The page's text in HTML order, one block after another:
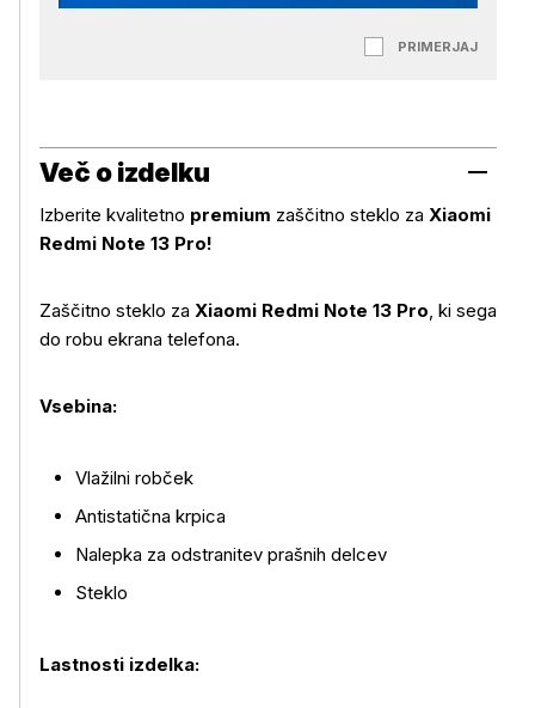
PRIMERJAJ
Več o izdelku
Več o izdelku
Izberite kvalitetno premium zaščitno steklo za Xiaomi
Redmi Note 13 Pro!
Zaščitno steklo za Xiaomi Redmi Note 13 Pro, ki sega
do robu ekrana telefona.
Vsebina:
Vlažilni robček
Antistatična krpica
Nalepka za odstranitev prašnih delcev
Steklo
Lastnosti izdelka: